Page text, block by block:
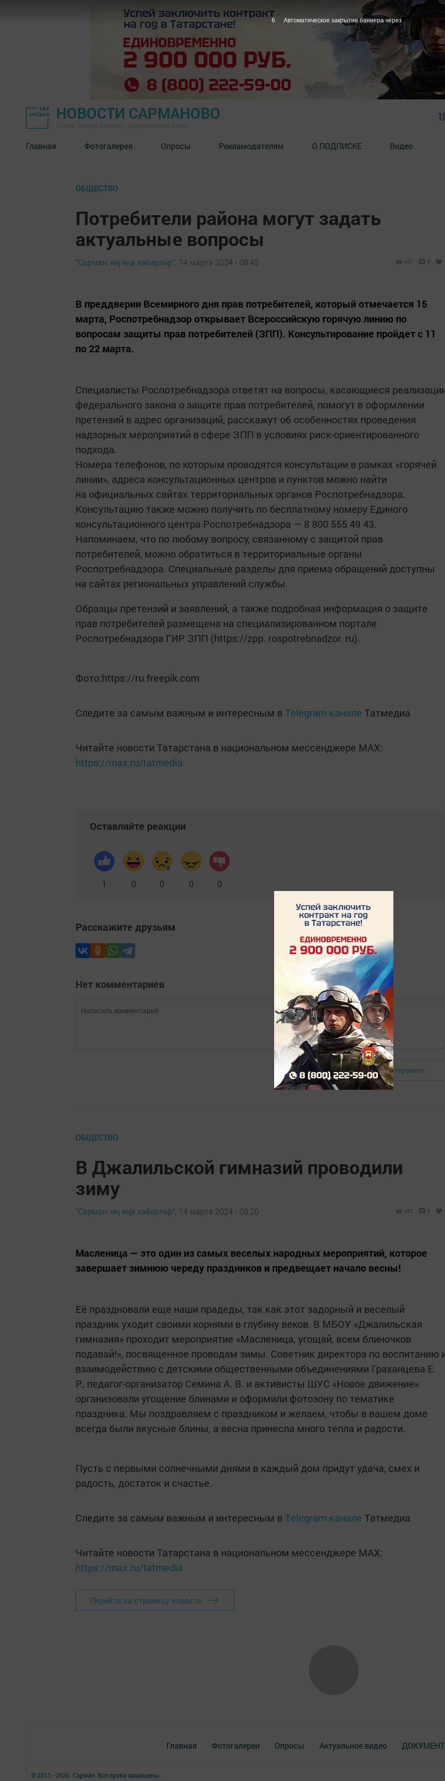
НОВОСТИ САРМАНОВО
Главная Фотогалерея Опросы Рекламодателям О ПОДПИСКЕ Видео
ОБЩЕСТВО
Потребители района могут задать
актуальные вопросы
"Сарман: иң яңа хәбәрләр", 14 марта 2024 - 08:45 421 0
В преддверии Всемирного дня прав потребителей, который отмечается 15
марта, Роспотребнадзор открывает Всероссийскую горячую линию по
вопросам защиты прав потребителей (ЗПП). Консультирование пройдет с 11
по 22 марта.
Специалисты Роспотребнадзора ответят на вопросы, касающиеся
федерального закона о защите прав потребителей, помогут в оформлении
претензий в адрес организаций, расскажут об особенностях проведения
надзорных мероприятий в сфере ЗПП в условиях риск-ориентированного
подхода.
Номера телефонов, по которым проводятся консультации в рамках «горячей
линии», адреса консультационных центров и пунктов можно найти
на официальных сайтах территориальных органов Роспотребнадзора.
Консультацию также можно получить по бесплатному номеру Единого
консультационного центра Роспотребнадзора — 8 800 555 49 43.
Напоминаем, что по любому вопросу, связанному с защитой прав
потребителей, можно обратиться в территориальные органы
Роспотребнадзора. Специальные разделы для приема обращений доступны
на сайтах региональных управлений службы.
Образцы претензий и заявлений, а также подробная информация о защите
прав потребителей размещена на специализированном портале
Роспотребнадзора ГИР ЗПП (https://zpp. rospotrebnadzor. ru).
Фото:https://ru.freepik.com
Следите за самым важным и интересным в Telegram-канале Татмедиа
Читайте новости Татарстана в национальном мессенджере MАХ:
https://max.ru/tatmedia
Оставляйте реакции
1 0 0 0 0
Расскажите друзьям
Нет комментариев
Авторизоваться Отправить
ОБЩЕСТВО
В Джалильской гимназий проводили
зиму
"Сарман: иң яңа хәбәрләр", 14 марта 2024 - 08:20 432 0
Масленица — это один из самых веселых народных мероприятий, которое
завершает зимнюю череду праздников и предвещает начало весны!
Её праздновали еще наши прадеды, так как этот задорный и веселый
праздник уходит своими корнями в глубину веков. В МБОУ «Джалильская
гимназия» проходит мероприятие «Масленица, угощай, всем блиночков
подавай!», посвященное проводам зимы. Советник директора по воспитанию
взаимодействию с детскими общественными объединениями Граханцева Е.
Р., педагог-организатор Семина А. В. и активисты ШУС «Новое движение»
организовали угощение блинами и оформили фотозону по тематике
праздника. Мы поздравляем с праздником и желаем, чтобы в вашем доме
всегда были вкусные блины, а весна принесла много тепла и радости.
Пусть с первыми солнечными днями в каждый дом придут удача, смех и
радость, достаток и счастье.
Следите за самым важным и интересным в Telegram-канале Татмедиа
Читайте новости Татарстана в национальном мессенджере MАХ:
https://max.ru/tatmedia
Перейти на страницу новости
Главная Фотогалереи Опросы Актуальное видео
© 2011 - 2026. Сарман. Все права защищены.
5 Автоматическое закрытие баннера через